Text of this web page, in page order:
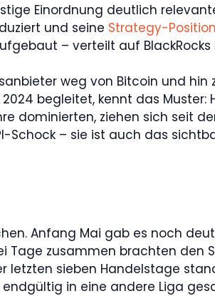
Einordnung deutlich
und seine Strategy-Position
– verteilt auf BlackRocks
weg von Bitcoin und hin
begleitet, kennt das Muster:
dominierten, ziehen sich seit
Schock – sie ist auch das
Anfang Mai gab es noch
Tage zusammen brachten den
letzten sieben Handelstage
in eine andere Liga